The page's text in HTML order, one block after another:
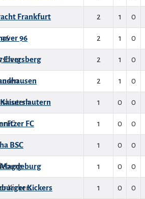
Frankfurt 2 1 0
96 2 1 0
Elversberg 2 1 0
2 1 0
Kaiserslautern 1 0 0
FC 1 0 0
BSC 1 0 0
Magdeburg 1 0 0
Kickers 1 0 0